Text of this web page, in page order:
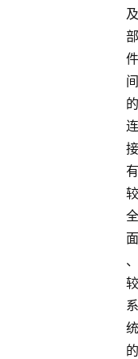
及
部
件
间
的
连
接
有
较
全
面
、
较
系
统
的